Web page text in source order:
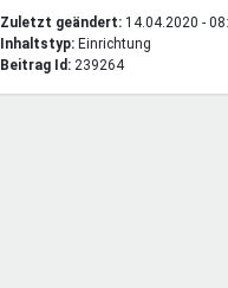
Zuletzt geändert: 14.04.2020 -
Inhaltstyp:
einrichtung
Beitrag Id: 239264